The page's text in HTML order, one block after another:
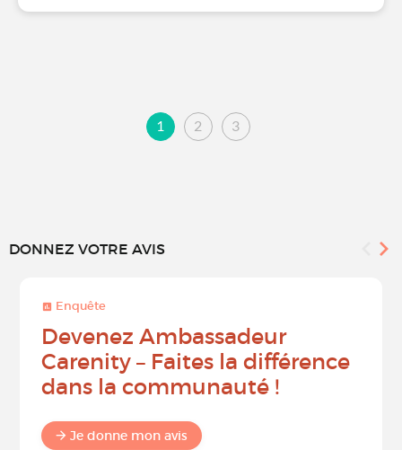
1 2 3
DONNEZ VOTRE AVIS
Enquête
Devenez Ambassadeur
Carenity – Faites la différence
dans la communauté !
Je donne mon avis